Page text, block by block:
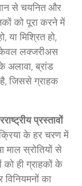
से चयनित और
को पूरा करने में
मिश्रित हो,
लक्जरीअस
अलावा, ब्रांड
है, जिससे ग्राहक
प्रस्तावों
के हर चरण में
स्रोतियों से
ही ग्राहकों के
विनियमनों का